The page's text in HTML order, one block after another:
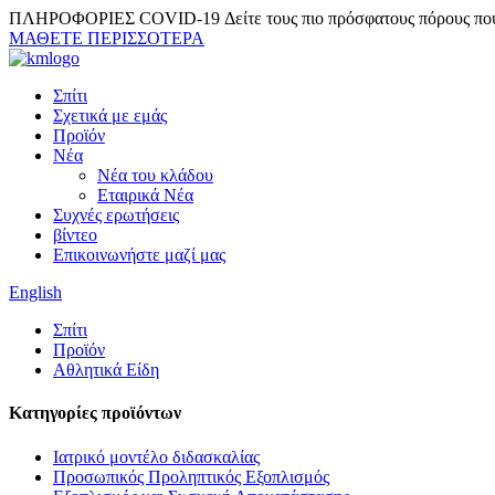
ΠΛΗΡΟΦΟΡΙΕΣ COVID-19 Δείτε τους πιο πρόσφατους πόρους
ΜΑΘΕΤΕ ΠΕΡΙΣΣΟΤΕΡΑ
Σπίτι
Σχετικά με εμάς
Προϊόν
Νέα
Νέα του κλάδου
Εταιρικά Νέα
Συχνές ερωτήσεις
βίντεο
Επικοινωνήστε μαζί μας
English
Σπίτι
Προϊόν
Αθλητικά Είδη
Κατηγορίες προϊόντων
Ιατρικό μοντέλο διδασκαλίας
Προσωπικός Προληπτικός Εξοπλισμός